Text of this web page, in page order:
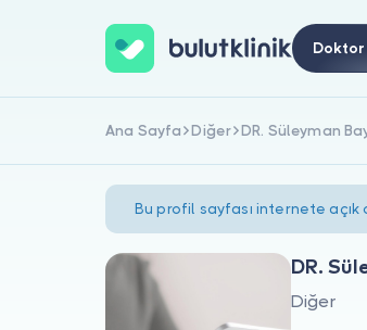
Doktor
Ana Sayfa Diğer DR. Süleyman
Bu profil sayfası internete
DR.
Diğer